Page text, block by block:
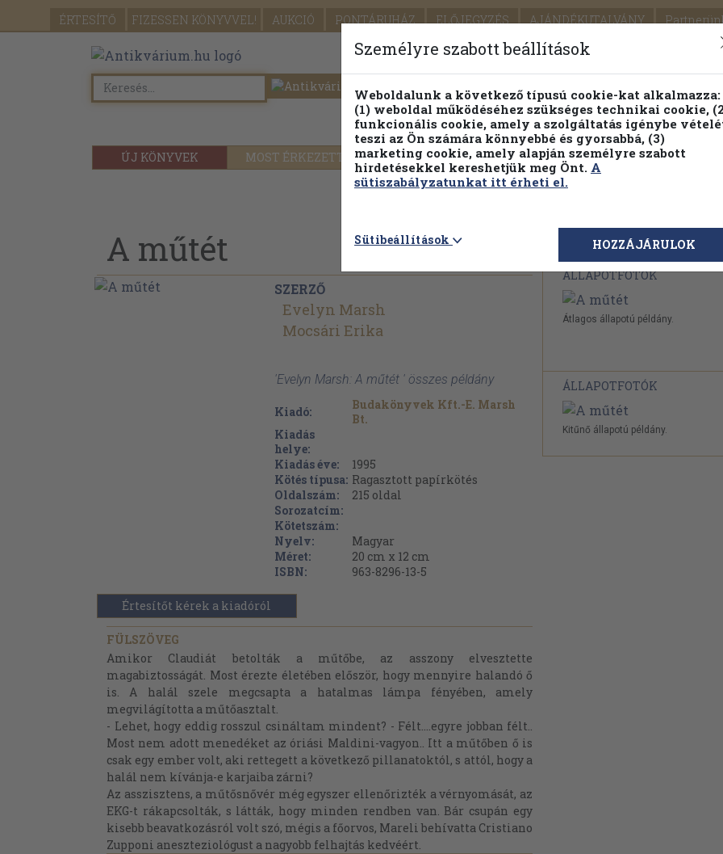
ÉRTESÍTŐ FIZESSEN KÖNYVVEL! AUKCIÓ PONTÁRUHÁZ ELŐJEGYZÉS AJÁNDÉKUTALVÁNY
SEGÍTSÉG
ÚJ KÖNYVEK MOST ÉRKEZETT PILLANATNYI ÁRAINK FENNTARTHATÓ
Részletes kereső Témaköri fa
A műtét
SZERZŐ
Evelyn Marsh
Mocsári Erika
'Evelyn Marsh: A műtét ' összes példány
Kiadó:
Budakönyvek Kft.-E. Marsh
Bt.
Kiadás
helye:
Kiadás éve:
1995
Kötés típusa: Ragasztott papírkötés
Oldalszám:
215 oldal
Sorozatcím:
Kötetszám:
Nyelv:
Magyar
Méret:
20 cm x 12 cm
ISBN:
963-8296-13-5
Értesítőt kérek a kiadóról
FÜLSZÖVEG
Amikor Claudiát betolták a műtőbe, az asszony elvesztette
magabiztosságát. Most érezte életében először, hogy mennyire halandó ő
is. A halál szele megcsapta a hatalmas lámpa fényében, amely
megvilágította a műtőasztalt.
- Lehet, hogy eddig rosszul csináltam mindent? - Félt....egyre jobban félt..
Most nem adott menedéket az óriási Maldini-vagyon.. Itt a műtőben ő is
csak egy ember volt, aki rettegett a következő pillanatoktól, s attól, hogy a
halál nem kívánja-e karjaiba zárni?
Az asszisztens, a műtősnővér még egyszer ellenőrizték a vérnyomását, az
EKG-t rákapcsolták, s látták, hogy minden rendben van. Bár csupán egy
kisebb beavatkozásról volt szó, mégis a főorvos, Mareli behívatta Cristiano
Zupponi aneszteziológust a nagyobb felhajtás kedvéért.
Megvásárolható
ÁLLAPOTFOTÓK
Átlagos állapotú példány.
ÁLLAPOTFOTÓK
Kitűnő állapotú példány.
Személyre szabott beállítások
Weboldalunk a következő típusú cookie-kat alkalmazza:
(1) weboldal működéséhez szükséges technikai cookie,
funkcionális cookie, amely a szolgáltatás igénybe
teszi az Ön számára könnyebbé és gyorsabbá, (3)
marketing cookie, amely alapján személyre szabott
hirdetésekkel kereshetjük meg Önt. A
sütiszabályzatunkat itt érheti el.
Sütibeállítások HOZZÁJÁRULOK